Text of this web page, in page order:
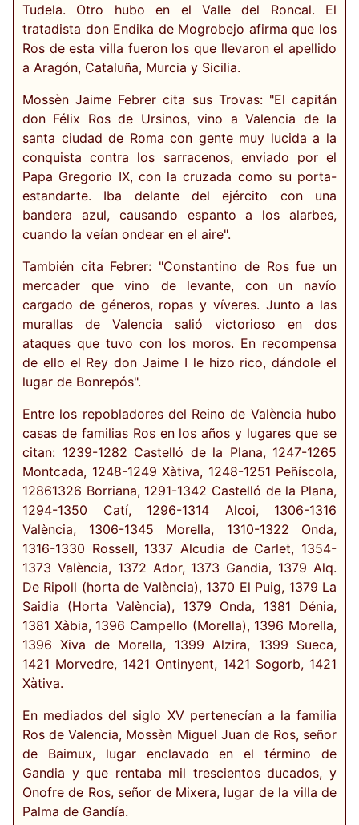
Tudela. Otro hubo en el Valle del Roncal. El
tratadista don Endika de Mogrobejo afirma que los
Ros de esta villa fueron los que llevaron el apellido
a Aragón, Cataluña, Murcia y Sicilia.
Mossèn Jaime Febrer cita sus Trovas: "El capitán
don Félix Ros de Ursinos, vino a Valencia de la
santa ciudad de Roma con gente muy lucida a la
conquista contra los sarracenos, enviado por el
Papa Gregorio IX, con la cruzada como su porta-
estandarte. Iba delante del ejército con una
bandera azul, causando espanto a los alarbes,
cuando la veían ondear en el aire".
También cita Febrer: "Constantino de Ros fue un
mercader que vino de levante, con un navío
cargado de géneros, ropas y víveres. Junto a las
murallas de Valencia salió victorioso en dos
ataques que tuvo con los moros. En recompensa
de ello el Rey don Jaime I le hizo rico, dándole el
lugar de Bonrepós".
Entre los repobladores del Reino de València hubo
casas de familias Ros en los años y lugares que se
citan: 1239-1282 Castelló de la Plana, 1247-1265
Montcada, 1248-1249 Xàtiva, 1248-1251 Peñíscola,
12861326 Borriana, 1291-1342 Castelló de la Plana,
1294-1350 Catí, 1296-1314 Alcoi, 1306-1316
València, 1306-1345 Morella, 1310-1322 Onda,
1316-1330 Rossell, 1337 Alcudia de Carlet, 1354-
1373 València, 1372 Ador, 1373 Gandia, 1379 Alq.
De Ripoll (horta de València), 1370 El Puig, 1379 La
Saidia (Horta València), 1379 Onda, 1381 Dénia,
1381 Xàbia, 1396 Campello (Morella), 1396 Morella,
1396 Xiva de Morella, 1399 Alzira, 1399 Sueca,
1421 Morvedre, 1421 Ontinyent, 1421 Sogorb, 1421
Xàtiva.
En mediados del siglo XV pertenecían a la familia
Ros de Valencia, Mossèn Miguel Juan de Ros, señor
de Baimux, lugar enclavado en el término de
Gandia y que rentaba mil trescientos ducados, y
Onofre de Ros, señor de Mixera, lugar de la villa de
Palma de Gandía.